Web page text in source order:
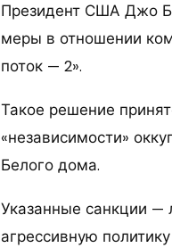
Президент США Джо
меры в отношении
поток — 2».
Такое решение
«независимости»
Белого дома.
Указанные санкции —
агрессивную